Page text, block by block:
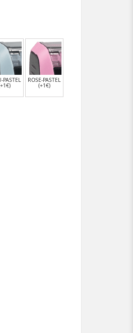
PASTEL ROSE-PASTEL
(+1€)